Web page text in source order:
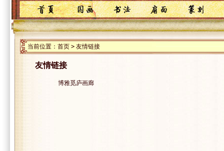
当前位置：首页 > 友情链接
友情链接
博雅觅庐画廊